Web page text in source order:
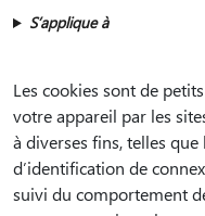
S’applique à
Les cookies sont de
votre appareil par les
à diverses fins, telles
d’identification de
suivi du comportement